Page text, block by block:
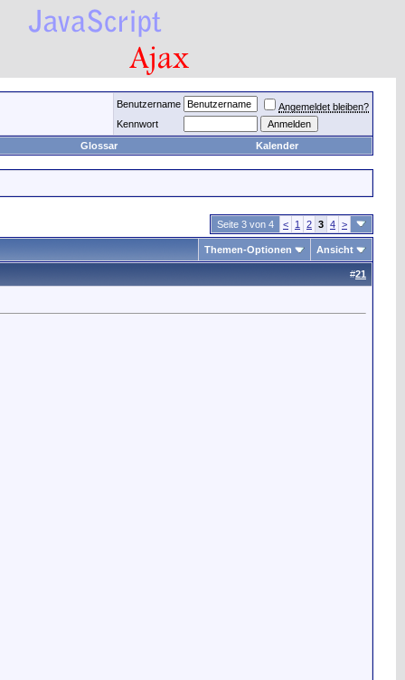
Benutzername
Angemeldet bleiben?
Kennwort
Glossar
Kalender
Seite 3 von 4 < 1 2 3 4 >
Themen-Optionen Ansicht
#21